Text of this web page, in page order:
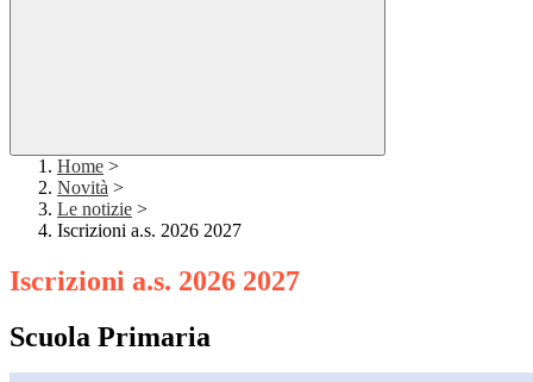
Home >
Novità >
Le notizie >
Iscrizioni a.s. 2026 2027
Iscrizioni a.s. 2026 2027
Scuola Primaria